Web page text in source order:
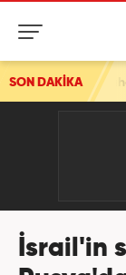
SON DAKİKA
Şirin
İsrail'in